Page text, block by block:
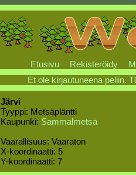
Etusivu Rekisteröidy
Et ole kirjautuneena peliin.
Järvi
Tyyppi: Metsäpläntti
Kaupunki: Sammalmetsä
Vaarallisuus: Vaaraton
X-koordinaatti: 5
Y-koordinaatti: 7